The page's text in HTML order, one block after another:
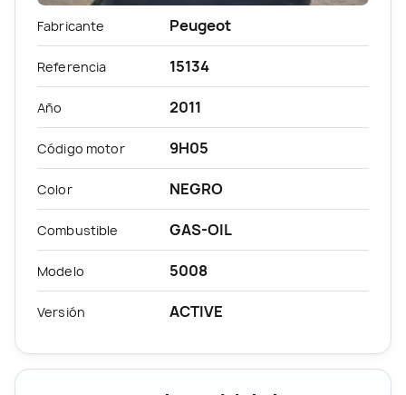
Fabricante Peugeot
Referencia 15134
Año 2011
Código motor 9H05
Color NEGRO
Combustible GAS-OIL
Modelo 5008
Versión ACTIVE